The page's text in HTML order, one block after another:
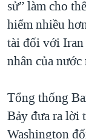
sử” làm cho
hiểm nhiều
tài đối với Iran
nhân của nước
Tổng thống
Bảy đưa ra lời
Washington